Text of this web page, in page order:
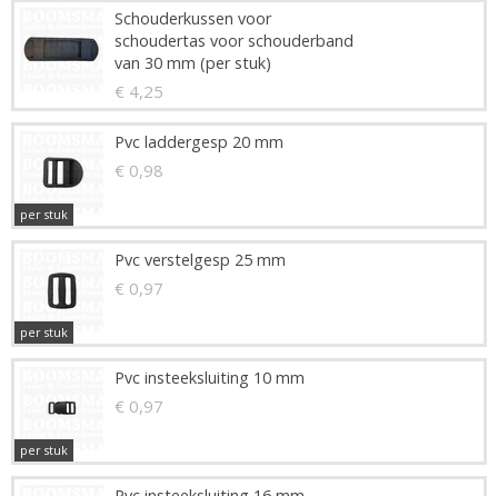
Schouderkussen voor
schoudertas voor schouderband
van 30 mm (per stuk)
€ 4,25
Pvc laddergesp 20 mm
€ 0,98
per stuk
Pvc verstelgesp 25 mm
€ 0,97
per stuk
Pvc insteeksluiting 10 mm
€ 0,97
per stuk